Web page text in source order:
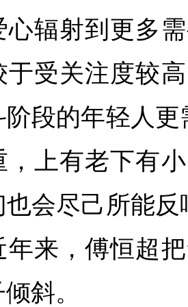
心辐射到更多
于受关注度较
段的年轻人
，上有老下有
也会尽己所能
年来，傅恒超
斜。